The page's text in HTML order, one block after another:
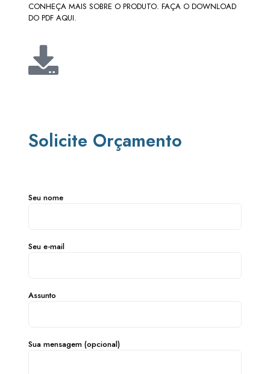
CONHEÇA MAIS SOBRE O PRODUTO. FAÇA O DOWNLOAD
DO PDF AQUI.
Solicite Orçamento
Seu nome
Seu e-mail
Assunto
Sua mensagem (opcional)